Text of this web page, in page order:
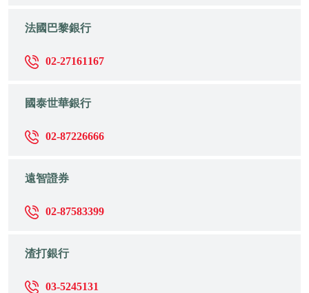
法國巴黎銀行
02-27161167
國泰世華銀行
02-87226666
遠智證券
02-87583399
渣打銀行
03-5245131